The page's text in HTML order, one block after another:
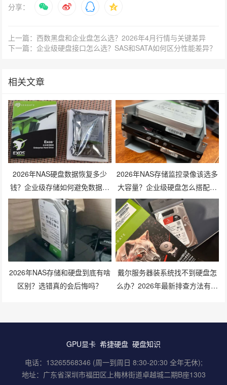
分享：
上一篇：西数黑盘和企业盘怎么选？2026年4月行情与关键差异
下一篇：企业级硬盘接口怎么选？SAS和SATA如何区分性能差异？
相关文章
2026年NAS硬盘数据恢复多少
钱？企业级存储如何避免数据丢
失风险？
2026年NAS存储监控录像该选多
大容量？企业级硬盘怎么搭配才
划算？
2026年NAS存储和硬盘到底有啥
区别？选错真的会后悔吗？
戴尔服务器装系统找不到硬盘怎
么办？2026年最新排查方法有哪
GPU显卡 希捷硬盘 硬盘知识
电话：13265568346 (周一到周日 8:30-20:30 全年无休);
地址：广东省深圳市福田区上梅林街道卓越城二期B座1303